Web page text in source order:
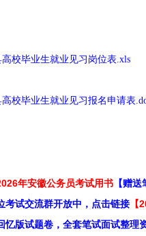
校毕业生就业见习岗位表.xls
校毕业生就业见习报名申请表
年安徽公务员考试用书 【赠
考试交流群开放中，点击链接 【
忆版试题卷，全套笔试面试整理